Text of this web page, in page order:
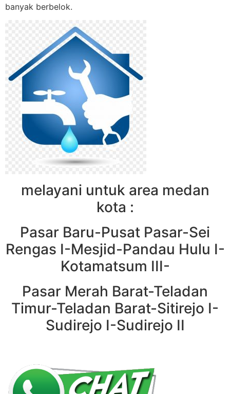
banyak berbelok.
melayani untuk area medan
kota :
Pasar Baru-Pusat Pasar-Sei
Rengas I-Mesjid-Pandau Hulu I-
Kotamatsum III-
Pasar Merah Barat-Teladan
Timur-Teladan Barat-Sitirejo I-
Sudirejo I-Sudirejo II